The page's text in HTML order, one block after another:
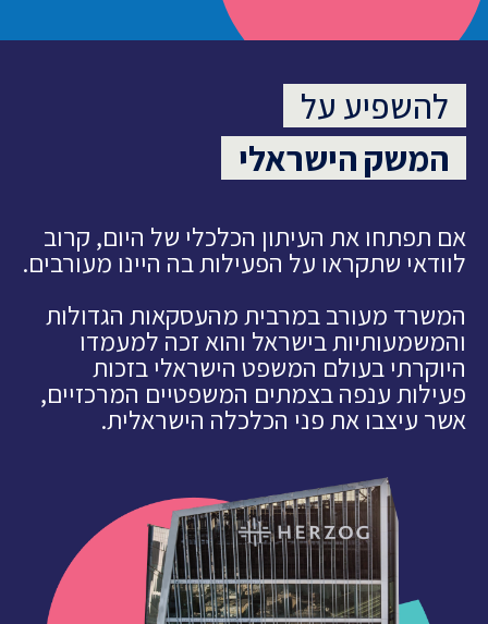
להשפיע על
המשק הישראלי
אם תפתחו את העיתון הכלכלי של היום, קרוב
לוודאי שתקראו על הפעילות בה היינו מעורבים.
המשרד מעורב במרבית מהעסקאות הגדולות
והמשמעותיות בישראל והוא זכה למעמדו
היוקרתי בעולם המשפט הישראלי בזכות
פעילות ענפה בצמתים המשפטיים המרכזיים,
אשר עיצבו את פני הכלכלה הישראלית.